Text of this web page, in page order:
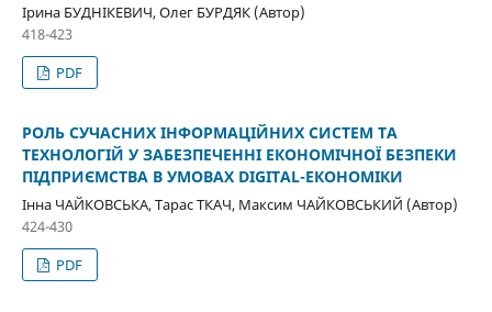
Ірина БУДНІКЕВИЧ, Олег БУРДЯК (Автор)
418-423
PDF
РОЛЬ СУЧАСНИХ ІНФОРМАЦІЙНИХ СИСТЕМ ТА
ТЕХНОЛОГІЙ У ЗАБЕЗПЕЧЕННІ ЕКОНОМІЧНОЇ БЕЗПЕКИ
ПІДПРИЄМСТВА В УМОВАХ DIGITAL-ЕКОНОМІКИ
Інна ЧАЙКОВСЬКА, Тарас ТКАЧ, Максим ЧАЙКОВСЬКИЙ (Автор)
424-430
PDF